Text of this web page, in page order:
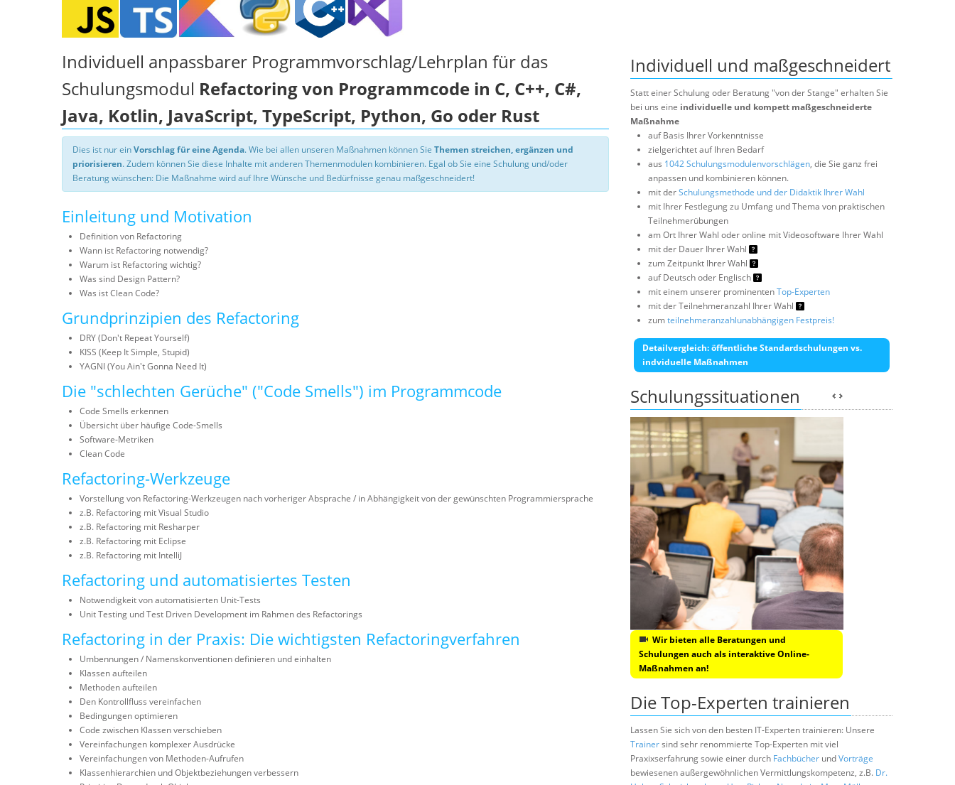
Individuell anpassbarer Programmvorschlag/Lehrplan für das
Schulungsmodul Refactoring von Programmcode in C, C++, C#,
Java, Kotlin, JavaScript, TypeScript, Python, Go oder Rust
Dies ist nur einVorschlag für eine Agenda. Wie bei allen unseren Maßnahmen können Sie Themen streichen, ergänzen und
priorisieren. Zudem können Sie diese Inhalte mit anderen Themenmodulen kombinieren. Egal ob Sie eine Schulung und/oder
Beratung wünschen: Die Maßnahme wird auf Ihre Wünsche und Bedürfnisse genau maßgeschneidert!
Einleitung und Motivation
Definition von Refactoring
Wann ist Refactoring notwendig?
Warum ist Refactoring wichtig?
Was sind Design Pattern?
Was ist Clean Code?
Grundprinzipien des Refactoring
DRY (Don't Repeat Yourself)
KISS (Keep It Simple, Stupid)
YAGNI (You Ain't Gonna Need It)
Die "schlechten Gerüche" ("Code Smells") im Programmcode
Code Smells erkennen
Übersicht über häufige Code-Smells
Software-Metriken
Clean Code
Refactoring-Werkzeuge
Vorstellung von Refactoring-Werkzeugen nach vorheriger Absprache / in Abhängigkeit von der gewünschten Programmiersprache
z.B. Refactoring mit Visual Studio
z.B. Refactoring mit Resharper
z.B. Refactoring mit Eclipse
z.B. Refactoring mit IntelliJ
Refactoring und automatisiertes Testen
Notwendigkeit von automatisierten Unit-Tests
Unit Testing und Test Driven Development im Rahmen des Refactorings
Refactoring in der Praxis: Die wichtigsten Refactoringverfahren
Umbennungen / Namenskonventionen definieren und einhalten
Klassen aufteilen
Methoden aufteilen
Den Kontrollfluss vereinfachen
Bedingungen optimieren
Code zwischen Klassen verschieben
Vereinfachungen komplexer Ausdrücke
Vereinfachungen von Methoden-Aufrufen
Klassenhierarchien und Objektbeziehungen verbessern
Individuell und maßgeschneidert
Statt einer Schulung oder Beratung "von der Stange" erhalten Sie
bei uns eine individuelle und kompett maßgeschneiderte
Maßnahme
auf Basis Ihrer Vorkenntnisse
zielgerichtet auf Ihren Bedarf
aus 1042 Schulungsmodulenvorschlägen, die Sie ganz frei
anpassen und kombinieren können.
mit derSchulungsmethode und der Didaktik Ihrer Wahl
mit Ihrer Festlegung zu Umfang und Thema von praktischen
Teilnehmerübungen
am Ort Ihrer Wahl oder online mit Videosoftware Ihrer Wahl
mit der Dauer Ihrer Wahl
zum Zeitpunkt Ihrer Wahl
auf Deutsch oder Englisch
mit einem unserer prominentenTop-Experten
mit der Teilnehmeranzahl Ihrer Wahl
zumteilnehmeranzahlunabhängigen Festpreis!
Detailvergleich: öffentliche Standardschulungen vs.
indviduelle Maßnahmen
Schulungssituationen
Wir bieten alle Beratungen und
Schulungen auch als interaktive Online-
Maßnahmen an!
Die Top-Experten trainieren
Lassen Sie sich von den besten IT-Experten trainieren: Unsere
Trainersind sehr renommierte Top-Experten mit viel
Praxixserfahrung sowie einer durch Fachbücher undVorträge
bewiesenen außergewöhnlichen Vermittlungskompetenz, z.B. Dr.